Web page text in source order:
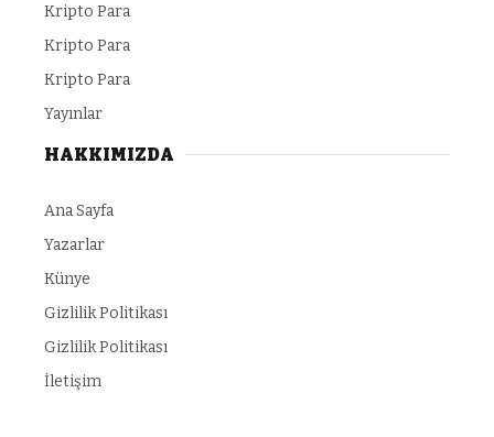
Kripto Para
Kripto Para
Kripto Para
Yayınlar
HAKKIMIZDA
Ana Sayfa
Yazarlar
Künye
Gizlilik Politikası
Gizlilik Politikası
İletişim